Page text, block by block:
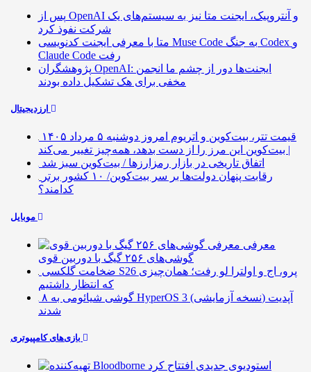
پس از OpenAI و آنتروپیک، ایجنت متا نیز به سیستم‌های یک
شرکت نفوذ کرد
متا با معرفی ایجنت کدنویسی Muse Code به جنگ Codex و
Claude Code رفت
پژوهشگران OpenAI: ایجنت‌ها دور از چشم ما انجمن
مخفی برای هک تشکیل داده بودند
قیمت تتر، بیت‌کوین و اتریوم امروز دوشنبه ۵ مرداد ۱۴۰۵
| بیت‌کوین این مرز را از دست بدهد، همه‌چیز تغییر می‌کند
اتفاق تاریخی در بازار رمزارزها / بیت‌کوین سبز شد
رقابت پنهان دولت‌ها بر سر بیت‌کوین/ ۱۰ کشور برتر
کدامند؟
معرفی
گوشی‌های ۲۵۶ گیگ با دوربین قوی
ضخامت گلکسی S26 پرو، اج و اولترا لو رفت؛ همان‌چیزی
که انتظار داشتیم
۸ گوشی شیائومی به HyperOS 3 (نسخه آزمایشی) آپدیت
شدند